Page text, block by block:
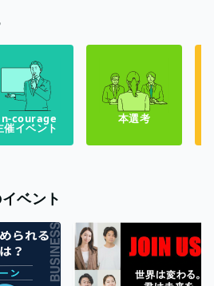
courage
催イベント
本選考
ベント